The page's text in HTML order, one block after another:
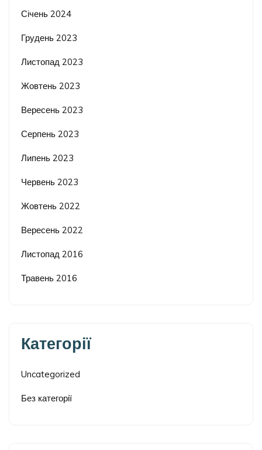
Січень 2024
Грудень 2023
Листопад 2023
Жовтень 2023
Вересень 2023
Серпень 2023
Липень 2023
Червень 2023
Жовтень 2022
Вересень 2022
Листопад 2016
Травень 2016
Категорії
Uncategorized
Без категорії